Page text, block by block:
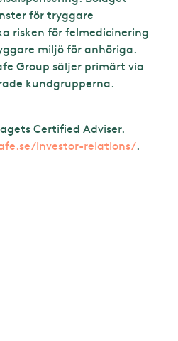
för tryggare
risken för felmedicinering
miljö för anhöriga.
Group säljer primärt via
kundgrupperna.
Certified Adviser.
investor-relations/.